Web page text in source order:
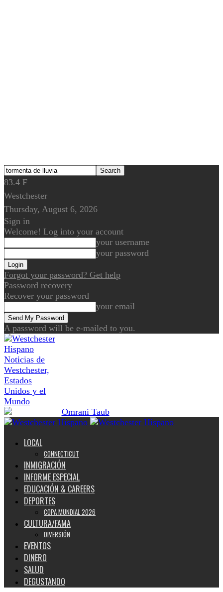
83.4 F
Westchester
Thursday, August 6, 2026
Sign in
Welcome! Log into your account
your username
your password
Forgot your password? Get help
Password recovery
Recover your password
your email
A password will be e-mailed to you.
Noticias de
Westchester,
Estados
Unidos y el
Mundo
LOCAL
CONNECTICUT
INMIGRACIÓN
INFORME ESPECIAL
EDUCACIÓN & CAREERS
DEPORTES
COPA MUNDIAL 2026
CULTURA/FAMA
DIVERSIÓN
EVENTOS
DINERO
SALUD
DEGUSTANDO